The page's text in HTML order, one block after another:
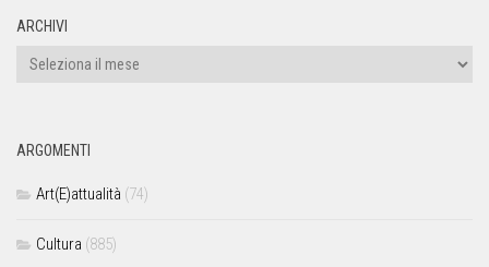
ARCHIVI
ARGOMENTI
Art(E)attualità (74)
Cultura (885)